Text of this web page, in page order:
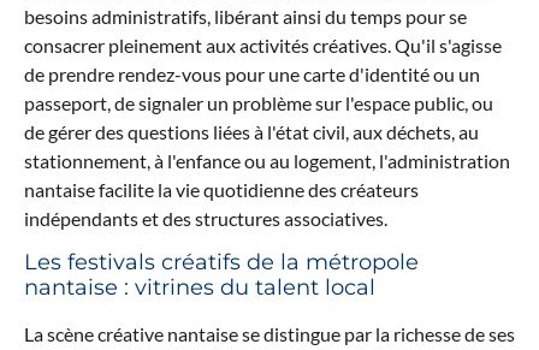
besoins administratifs, libérant ainsi du temps pour se
consacrer pleinement aux activités créatives. Qu'il s'agisse
de prendre rendez-vous pour une carte d'identité ou un
passeport, de signaler un problème sur l'espace public, ou
de gérer des questions liées à l'état civil, aux déchets, au
stationnement, à l'enfance ou au logement, l'administration
nantaise facilite la vie quotidienne des créateurs
indépendants et des structures associatives.
Les festivals créatifs de la métropole
nantaise : vitrines du talent local
La scène créative nantaise se distingue par la richesse de ses